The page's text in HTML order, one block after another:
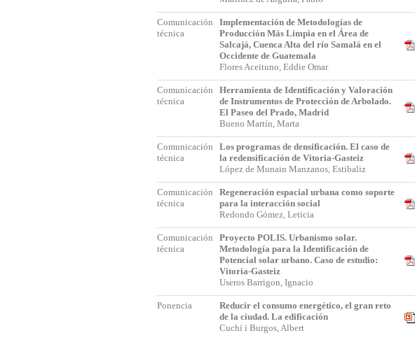
Comunicación
técnica
Implementación de Metodologías de
Producción Más Limpia en el Área de
Salcajá, Cuenca Alta del río Samalá en el
Occidente de Guatemala
Flores Aceituno, Eddie Omar
Comunicación
técnica
Herramienta de Identificación y Valoración
de Instrumentos de Protección de Arbolado.
El Paseo del Prado, Madrid
Bueno Martín, Marta
Comunicación
técnica
Los programas de densificación. El caso de
la redensificación de Vitoria-Gasteiz
López de Munain Manzanos, Estibaliz
Comunicación
técnica
Regeneración espacial urbana como soporte
para la interacción social
Redondo Gómez, Leticia
Comunicación
técnica
Proyecto POLIS. Urbanismo solar.
Metodología para la Identificación de
Potencial solar urbano. Caso de estudio:
Vitoria-Gasteiz
Useros Barrigon, Ignacio
Ponencia
Reducir el consumo energético, el gran reto
de la ciudad. La edificación
Cuchí i Burgos, Albert